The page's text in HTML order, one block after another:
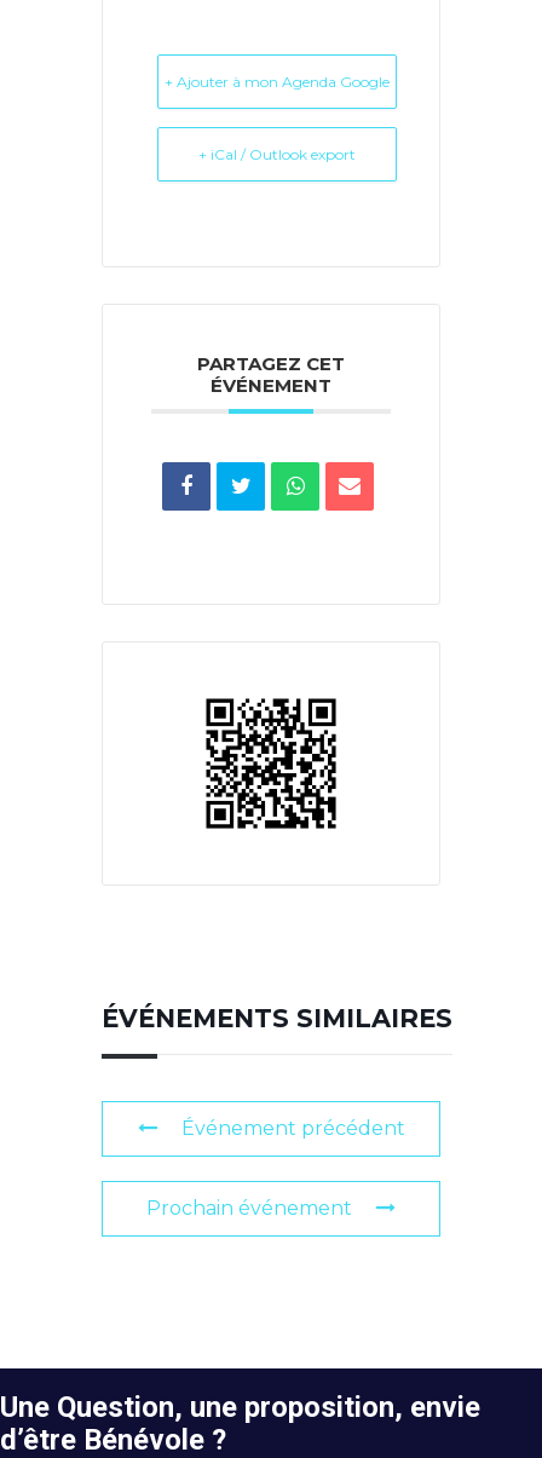
+ Ajouter à mon Agenda Google
+ iCal / Outlook export
PARTAGEZ CET
ÉVÉNEMENT
ÉVÉNEMENTS SIMILAIRES
Événement précédent
Prochain événement
Une Question, une proposition, envie
d’être Bénévole ?